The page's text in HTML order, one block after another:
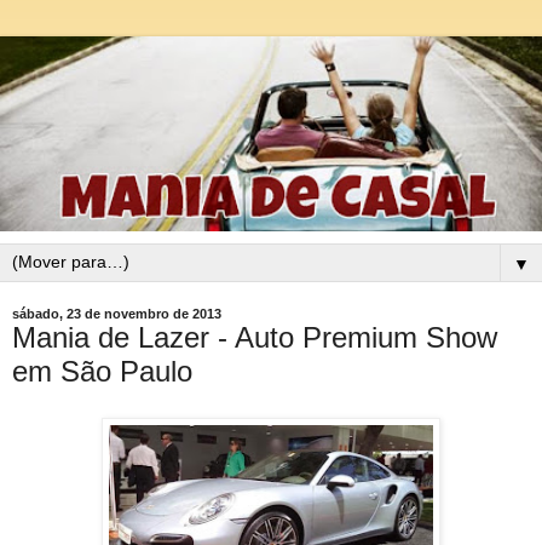
▼
sábado, 23 de novembro de 2013
Mania de Lazer - Auto Premium Show
em São Paulo